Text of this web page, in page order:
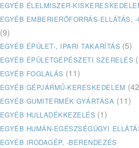
EGYÉB ÉLELMISZER-
EGYÉB EMBERIERŐFORRÁS-ELLÁTÁS, -
(9)
EGYÉB ÉPÜLET-, IPARI TAKARÍTÁS (5)
EGYÉB ÉPÜLETGÉPÉSZETI SZERELÉS
EGYÉB FOGLALÁS (11)
EGYÉB GÉPJÁRMŰ-KERESKEDELEM
EGYÉB GUMITERMÉK GYÁRTÁSA (11)
EGYÉB HULLADÉKKEZELÉS (1)
EGYÉB HUMÁN-EGÉSZSÉGÜGYI
EGYÉB IRODAGÉP, -BERENDEZÉS